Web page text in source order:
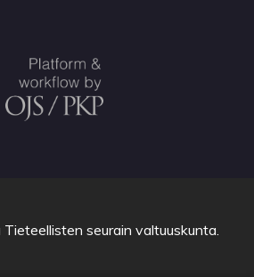
Tieteellisten seurain valtuuskunta.